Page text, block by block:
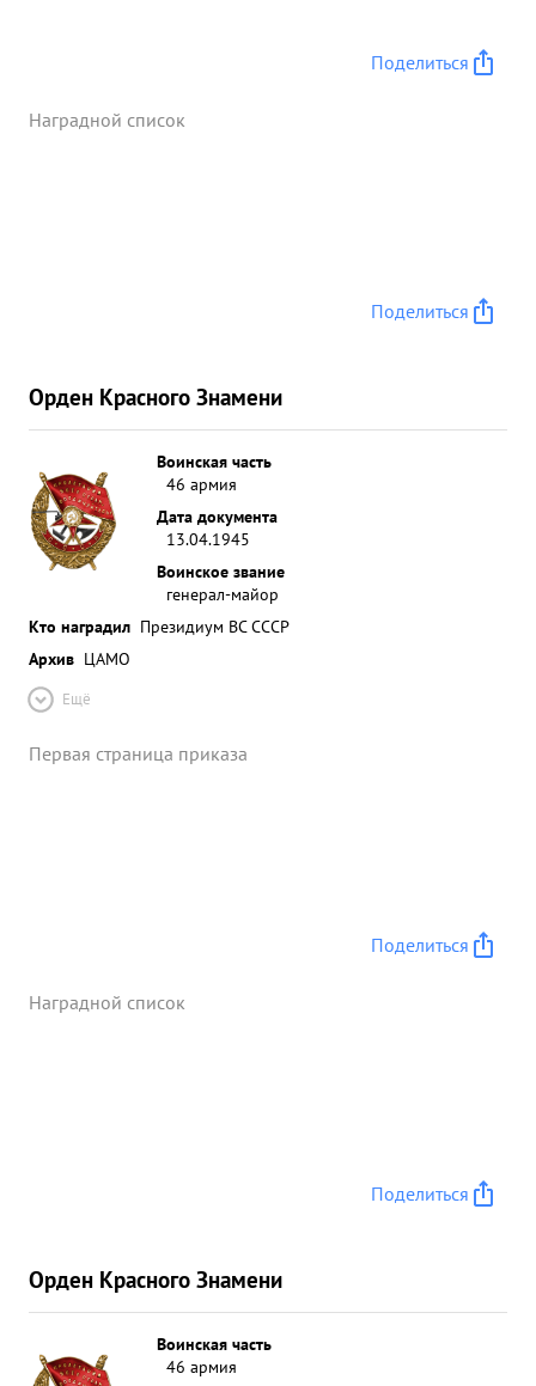
Поделиться
Наградной список
Поделиться
Орден Красного Знамени
Воинская часть
46 армия
Дата документа
13.04.1945
Воинское звание
генерал-майор
Кто наградил Президиум ВС СССР
Архив ЦАМО
Ещё
Первая страница приказа
Поделиться
Наградной список
Поделиться
Орден Красного Знамени
Воинская часть
46 армия